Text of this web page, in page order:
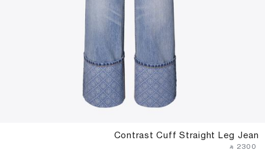
Contrast Cuff Straight Leg Jean
‎ ⃁ ⁦2300⁩ ‎